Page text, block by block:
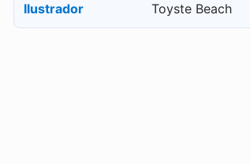
Ilustrador Toyste Beach